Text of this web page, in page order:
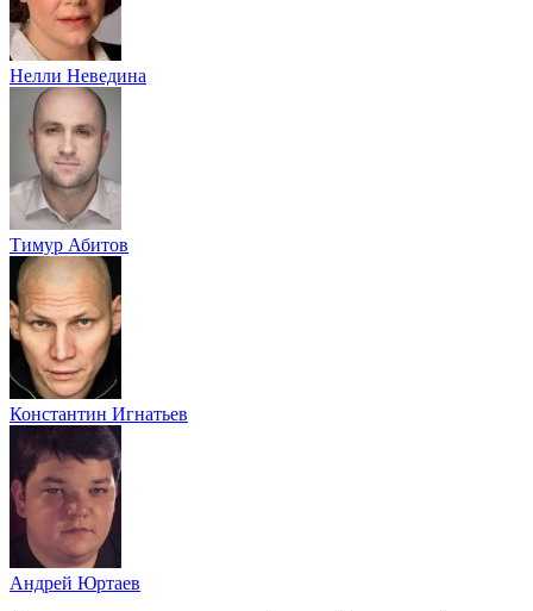
Нелли Неведина
Тимур Абитов
Константин Игнатьев
Андрей Юртаев